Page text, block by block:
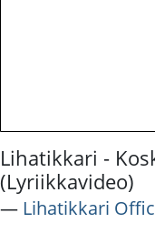
Lihatikkari -
(Lyriikkavideo)
― Lihatikkari